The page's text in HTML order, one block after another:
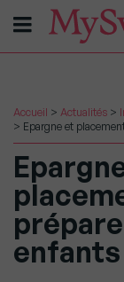
Accueil > Actualités >
> Epargne et
enfants